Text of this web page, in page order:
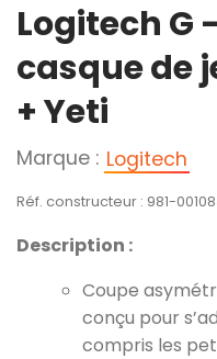
Logitech G
casque de
+ Yeti
Marque : Logitech
Réf. constructeur : 981-
Description :
Coupe
conçu pour
compris les